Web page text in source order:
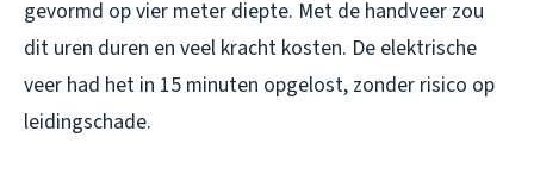
gevormd op vier meter diepte. Met de handveer zou
dit uren duren en veel kracht kosten. De elektrische
veer had het in 15 minuten opgelost, zonder risico op
leidingschade.